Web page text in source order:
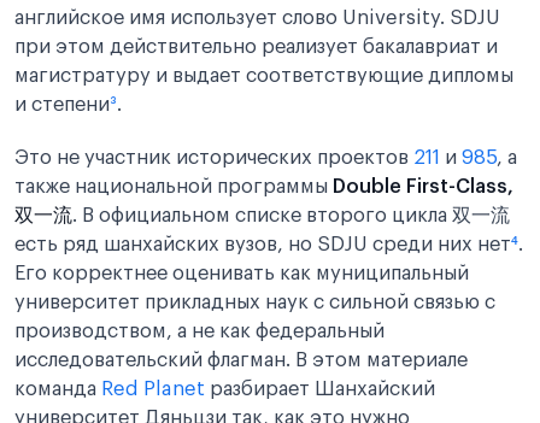
английское имя использует слово University. SDJU
при этом действительно реализует бакалавриат и
магистратуру и выдает соответствующие дипломы
и степени³.
Это не участник исторических проектов 211 и 985, а
также национальной программы Double First-Class,
双一流. В официальном списке второго цикла 双一流
есть ряд шанхайских вузов, но SDJU среди них нет⁴.
Его корректнее оценивать как муниципальный
университет прикладных наук с сильной связью с
производством, а не как федеральный
исследовательский флагман. В этом материале
команда Red Planet разбирает Шанхайский
университет Дяньцзи так, как это нужно